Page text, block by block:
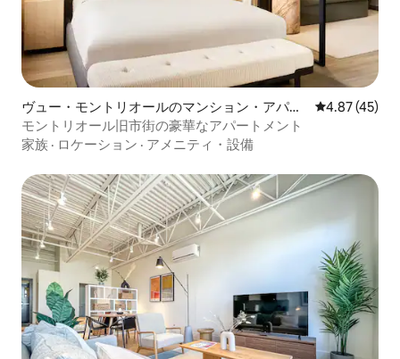
ヴュー・モントリオールのマンション・アパー
ト
レビュー45
4.87 (45)
モントリオール旧市街の豪華なアパートメント
家族 · ロケーション · アメニティ・設備